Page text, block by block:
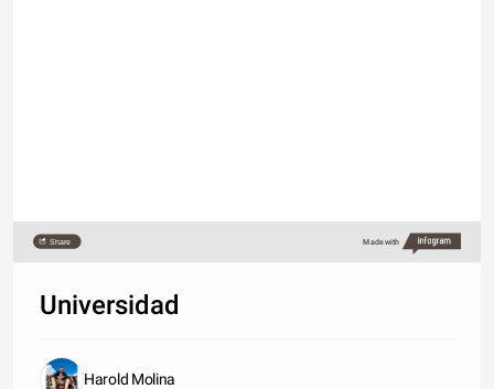
Share Made with
Universidad
Harold Molina